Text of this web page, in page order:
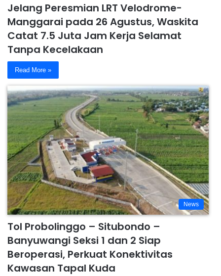
Jelang Peresmian LRT Velodrome-
Manggarai pada 26 Agustus, Waskita
Catat 7.5 Juta Jam Kerja Selamat
Tanpa Kecelakaan
Read More »
News
Tol Probolinggo – Situbondo –
Banyuwangi Seksi 1 dan 2 Siap
Beroperasi, Perkuat Konektivitas
Kawasan Tapal Kuda